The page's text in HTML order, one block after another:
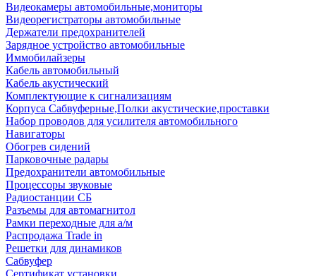
Видеокамеры автомобильные,мониторы
Видеорегистраторы автомобильные
Держатели предохранителей
Зарядное устройство автомобильные
Иммобилайзеры
Кабель автомобильный
Кабель акустический
Комплектующие к сигнализациям
Корпуса Сабвуферные,Полки акустические,проставки
Набор проводов для усилителя автомобильного
Навигаторы
Обогрев сидений
Парковочные радары
Предохранители автомобильные
Процессоры звуковые
Радиостанции СБ
Разъемы для автомагнитол
Рамки переходные для а/м
Распродажа Trade in
Решетки для динамиков
Сабвуфер
Сертификат установки